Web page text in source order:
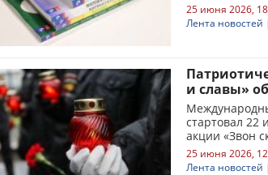
25 июня 2026,
Лента новостей |
и славы»
стартовал 22
акции «Звон
25 июня 2026,
Лента новостей |